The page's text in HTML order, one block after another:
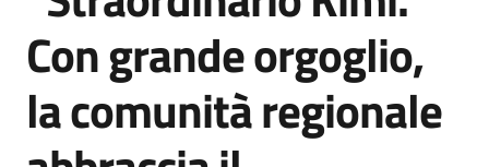
comunicazione
Seguici
su
Con grande orgoglio,
la comunità regionale